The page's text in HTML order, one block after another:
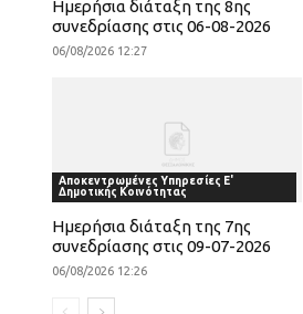
Ημερήσια διάταξη της 8ης
συνεδρίασης στις 06-08-2026
06/08/2026 12:27
Αποκεντρωμένες Υπηρεσίες Ε'
Δημοτικής Κοινότητας
Ημερήσια διάταξη της 7ης
συνεδρίασης στις 09-07-2026
06/08/2026 12:26